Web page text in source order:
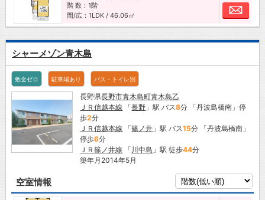
階 数：1階
間/広：1LDK / 46.06㎡
お
シャーメゾン青木島
敷金ゼロ 駐車場あり バス・トイレ別
長野県長野市青木島町青木島乙
ＪＲ信越本線 「長野 」駅 バス8分 「丹波島橋南」停
歩2分
ＪＲ信越本線 「篠ノ井 」駅 バス15分 「丹波島橋南」
停歩6分
ＪＲ篠ノ井線 「 川中島 」駅 徒歩44分
築年月2014年5月
空室情報